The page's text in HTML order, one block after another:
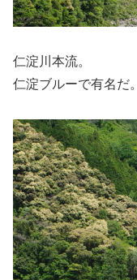
仁淀川本流。
仁淀ブルーで有名だ。